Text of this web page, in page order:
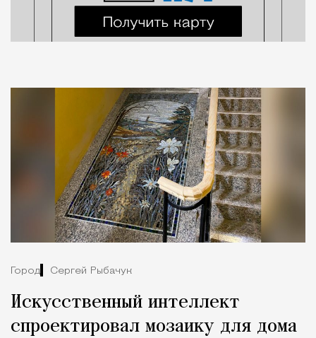
Город Сергей Рыбачук
Искусственный интеллект
спроектировал мозаику для дома